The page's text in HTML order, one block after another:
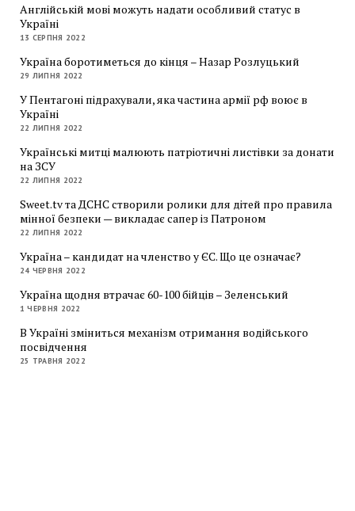
Англійській мові можуть надати особливий статус в
Україні
13 СЕРПНЯ 2022
Україна боротиметься до кінця – Назар Розлуцький
29 ЛИПНЯ 2022
У Пентагоні підрахували, яка частина армії рф воює в
Україні
22 ЛИПНЯ 2022
Українські митці малюють патріотичні листівки за донати
на ЗСУ
22 ЛИПНЯ 2022
Sweet.tv та ДСНС створили ролики для дітей про правила
мінної безпеки — викладає сапер із Патроном
22 ЛИПНЯ 2022
Україна – кандидат на членство у ЄС. Що це означає?
24 ЧЕРВНЯ 2022
Україна щодня втрачає 60-100 бійців – Зеленський
1 ЧЕРВНЯ 2022
В Україні зміниться механізм отримання водійського
посвідчення
25 ТРАВНЯ 2022